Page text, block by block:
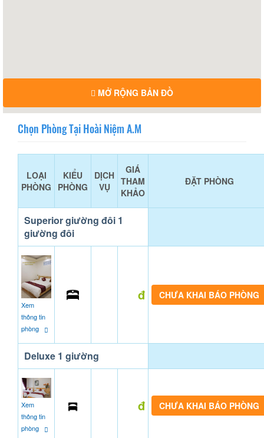
MỞ RỘNG BẢN ĐỒ
Chọn Phòng Tại Hoài Niệm A.M
LOẠI
PHÒNG
KIỂU
PHÒNG
DỊCH
VỤ
GIÁ
THAM
KHẢO
ĐẶT PHÒNG
Superior giường đôi 1
giường đôi
Xem
thông tin
phòng
đ CHƯA KHAI BÁO PHÒNG
Deluxe 1 giường
Xem
thông tin
phòng
đ CHƯA KHAI BÁO PHÒNG